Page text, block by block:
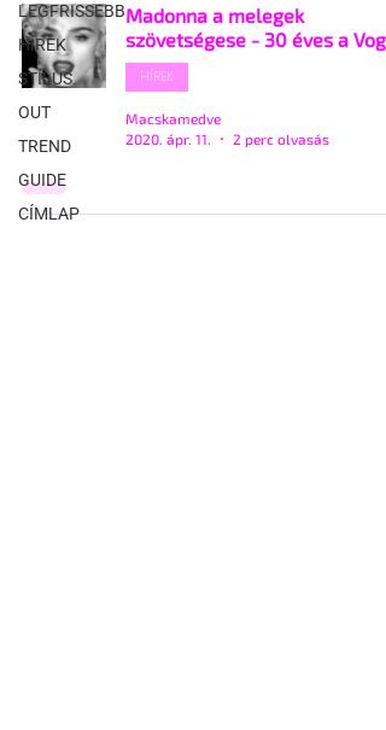
LEGFRISSEBB
HÍREK
STÍLUS
OUT
TREND
GUIDE
CÍMLAP
Madonna a melegek
szövetségese - 30 éves a
HÍREK
Macskamedve
2020. ápr. 11.
2 perc olvasás